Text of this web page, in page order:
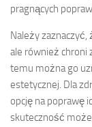
pragnących
Należy
ale również chroni
temu można go
estetycznej. Dla
opcję na poprawę
skuteczność